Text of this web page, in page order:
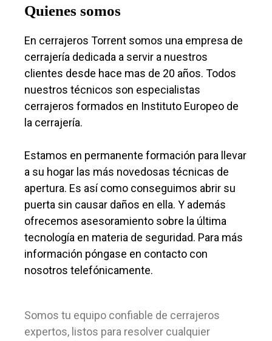
Quienes somos
En cerrajeros Torrent somos una empresa de
cerrajería dedicada a servir a nuestros
clientes desde hace mas de 20 años. Todos
nuestros técnicos son especialistas
cerrajeros formados en Instituto Europeo de
la cerrajería.
Estamos en permanente formación para llevar
a su hogar las más novedosas técnicas de
apertura. Es así como conseguimos abrir su
puerta sin causar daños en ella. Y además
ofrecemos asesoramiento sobre la última
tecnología en materia de seguridad. Para más
información póngase en contacto con
nosotros telefónicamente.
Somos tu equipo confiable de cerrajeros
expertos, listos para resolver cualquier